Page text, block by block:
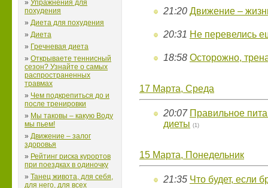
» Упражнения для
похудения
» Диета для похудения
» Диета
» Гречневая диета
» Открываете теннисный
сезон? Узнайте о самых
распространенных
травмах
» Чем подкрепиться до и
после тренировки
» Мы таковы – какую Воду
мы пьем!
» Движение – залог
здоровья
» Рейтинг риска курортов
при поездках в одиночку
» Танец живота, для себя,
для него, для всех
21:20 Движение –
20:31 Не перевелись
18:58 Осторожно,
17 Марта, Среда
20:07 Правильное
диеты (1)
15 Марта, Понедельник
21:35 Что будет, если